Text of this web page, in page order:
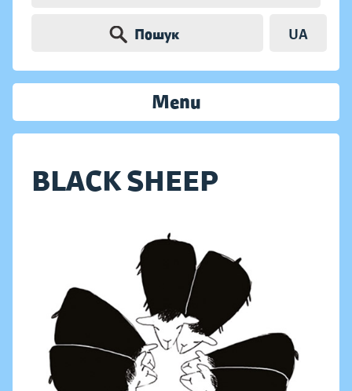
Пошук UA
Menu
BLACK SHEEP